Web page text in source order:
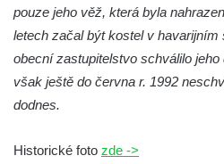
Kostel svaté Kateřiny v Chouči
Kaple svatého Blažeje východně
Kostel svatého Augustina v Lužici
pouze jeho věž, která byla
letech začal být kostel v havarijním
obecní zastupitelstvo schválilo
však ještě do června r. 1992
dodnes.
Historické foto zde ->